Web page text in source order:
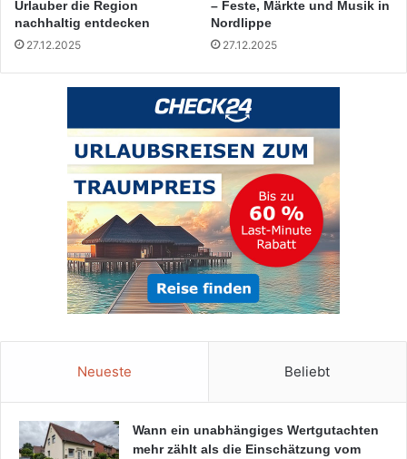
Urlauber die Region
nachhaltig entdecken
27.12.2025
– Feste, Märkte und Musik in
Nordlippe
27.12.2025
Neueste Beliebt
Wann ein unabhängiges Wertgutachten
mehr zählt als die Einschätzung vom